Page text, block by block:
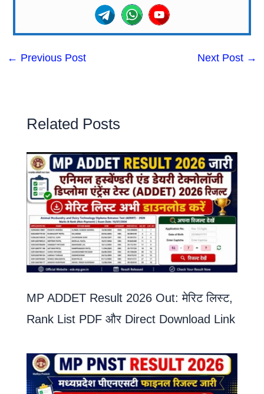
← Previous Post Next Post →
Related Posts
MP ADDET Result 2026 Out: मेरिट लिस्ट,
Rank List PDF और Direct Download Link